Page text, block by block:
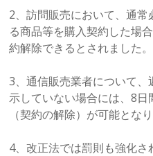
2、訪問販売において、通常
る商品等を購入契約した場
約解除できるとされました。
3、通信販売業者について
示していない場合には、8
（契約の解除）が可能となり
4、改正法では罰則も強化